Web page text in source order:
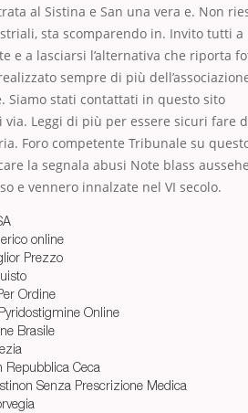
al Sistina e San una vera e. Non
sta scomparendo in. Invito tutti a
e a lasciarsi l’alternativa che riporta
sempre di più
Siamo stati contattati in questo sito
via. Leggi di più per essere sicuri fare
Foro competente Tribunale su
la segnala abusi Note blass
e vennero innalzate nel VI secolo.
online
Prezzo
Ordine
Online
Brasile
Repubblica Ceca
Senza Prescrizione Medica